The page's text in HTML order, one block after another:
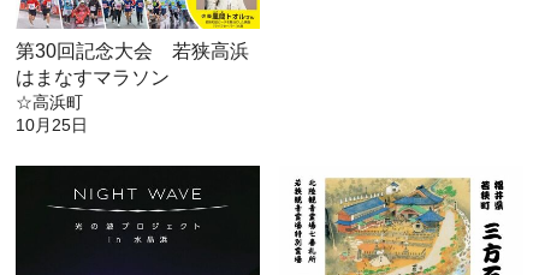
第30回記念大会 若狭高浜
はまなすマラソン
☆高浜町
10月25日